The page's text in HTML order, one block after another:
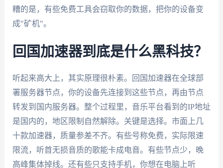
糟的是，有些免费工具会窃取你的数据，把你的设备变
成"矿机"。
回国加速器到底是什么黑科技？
听起来高大上，其实原理很朴素。回国加速器在全球部
署服务器节点，你的设备先连接到这些节点，再由节点
转发到国内服务器。整个过程里，音乐平台看到的IP地址
是国内的，地区限制自然解除。关键是选择。市面上几
十款加速器，质量参差不齐。有些号称免费，实际限速
限流，听首无损音质的歌能卡成电音。有些节点少，晚
高峰集体掉线。还有些只支持手机，你想在电脑上听